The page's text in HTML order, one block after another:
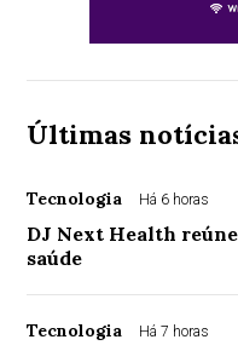
Últimas
Tecnologia Há 6 horas
DJ Next Health
saúde
Tecnologia Há 7 horas